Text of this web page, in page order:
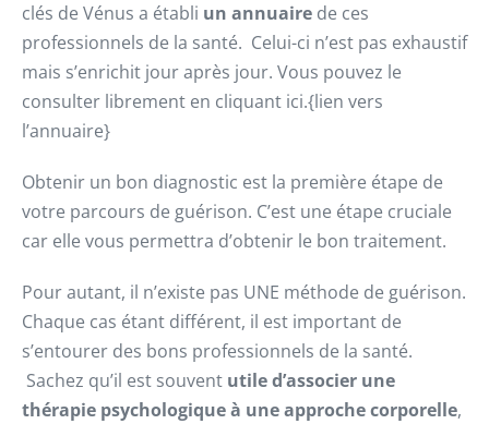
clés de Vénus a établi un annuaire de ces
professionnels de la santé. Celui-ci n’est pas exhaustif
mais s’enrichit jour après jour. Vous pouvez le
consulter librement en cliquant ici.{lien vers
l’annuaire}
Obtenir un bon diagnostic est la première étape de
votre parcours de guérison. C’est une étape cruciale
car elle vous permettra d’obtenir le bon traitement.
Pour autant, il n’existe pas UNE méthode de guérison.
Chaque cas étant différent, il est important de
s’entourer des bons professionnels de la santé.
Sachez qu’il est souvent utile d’associer une
thérapie psychologique à une approche corporelle,